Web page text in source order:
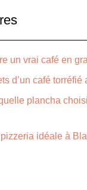
un vrai café en
d’un café torréfié
plancha
idéale à